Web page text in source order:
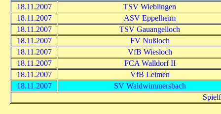
18.11.2007
TSV Wieblingen
18.11.2007
ASV Eppelheim
18.11.2007
TSV Gauangelloch
18.11.2007
FV Nußloch
18.11.2007
VfB Wiesloch
18.11.2007
FCA Walldorf II
18.11.2007
VfB Leimen
18.11.2007
SV Waldwimmersbach